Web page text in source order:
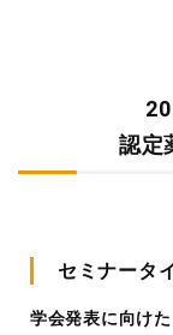
認定
セミナータ
学会発表に向け